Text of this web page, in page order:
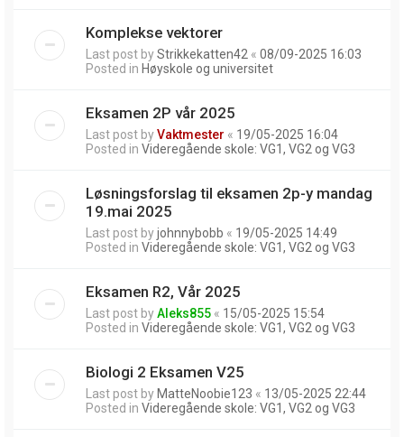
Komplekse vektorer
Last post byStrikkekatten42 « 08/09-2025 16:03
Posted in Høyskole og universitet
Eksamen 2P vår 2025
Last post byVaktmester « 19/05-2025 16:04
Posted in Videregående skole: VG1, VG2 og VG3
Løsningsforslag til eksamen 2p-y mandag
19.mai 2025
Last post byjohnnybobb « 19/05-2025 14:49
Posted in Videregående skole: VG1, VG2 og VG3
Eksamen R2, Vår 2025
Last post byAleks855 « 15/05-2025 15:54
Posted in Videregående skole: VG1, VG2 og VG3
Biologi 2 Eksamen V25
Last post by MatteNoobie123 « 13/05-2025 22:44
Posted in Videregående skole: VG1, VG2 og VG3